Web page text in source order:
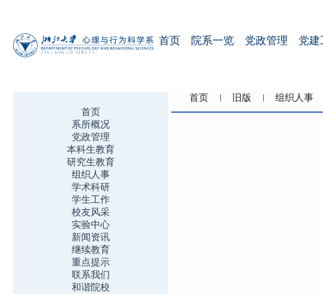
首页 院系一览 党政管理 党建
首页
系所概况
党政管理
本科生教育
研究生教育
组织人事
学术科研
学生工作
校友风采
实验中心
新闻资讯
继续教育
重点提示
联系我们
和谐院校
首页 旧版 组织人事